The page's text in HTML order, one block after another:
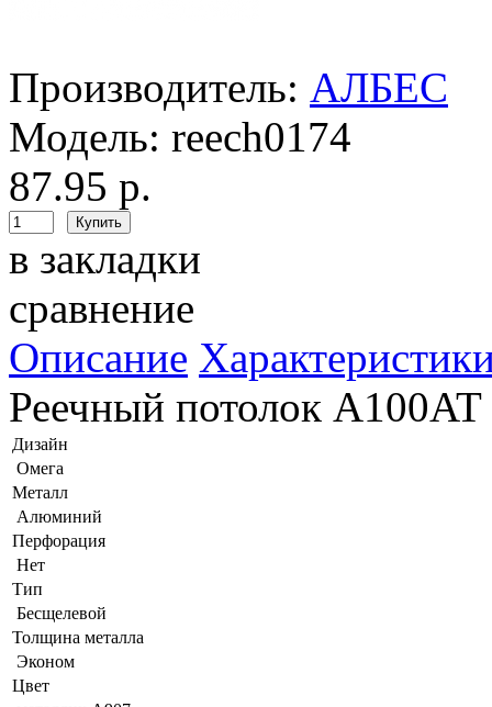
Производитель: АЛБЕС
Модель: reech0174
87.95 р.
в закладки
сравнение
Описание
Реечный потолок
Дизайн
Омега
Металл
Алюминий
Перфорация
Нет
Тип
Бесщелевой
Толщина металла
Эконом
Цвет